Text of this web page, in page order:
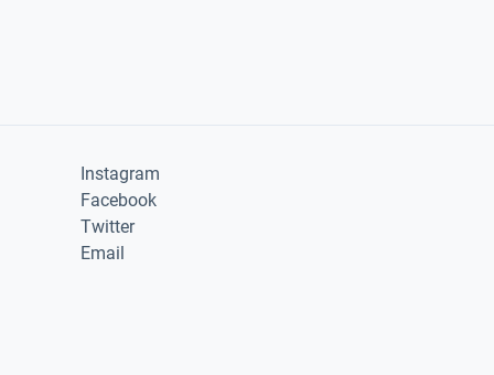
Instagram
Facebook
Twitter
Email